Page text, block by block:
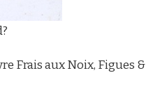
Frais aux Noix, Figues &